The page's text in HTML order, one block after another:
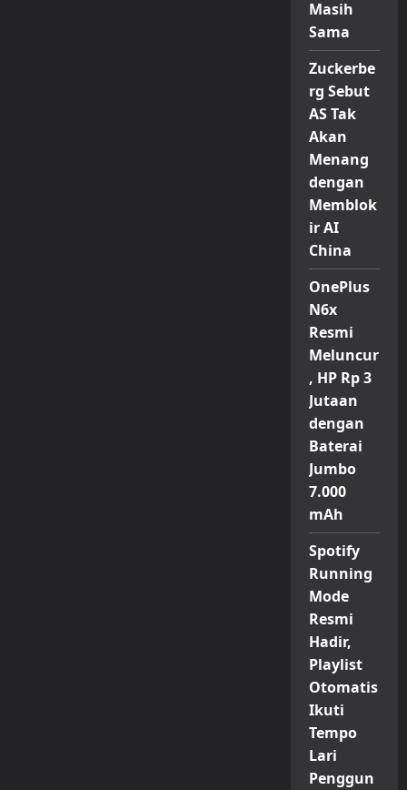
Masih
Sama
Zuckerbe
rg Sebut
AS Tak
Akan
Menang
dengan
Memblok
ir AI
China
OnePlus
N6x
Resmi
Meluncur
, HP Rp 3
Jutaan
dengan
Baterai
Jumbo
7.000
mAh
Spotify
Running
Mode
Resmi
Hadir,
Playlist
Otomatis
Ikuti
Tempo
Lari
Penggun